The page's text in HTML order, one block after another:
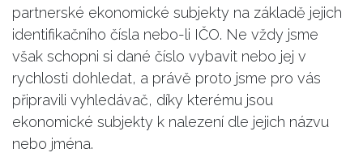
partnerské ekonomické subjekty na základě jejich
identifikačního čísla nebo-li IČO. Ne vždy jsme
však schopni si dané číslo vybavit nebo jej v
rychlosti dohledat, a právě proto jsme pro vás
připravili vyhledávač, díky kterému jsou
ekonomické subjekty k nalezení dle jejich názvu
nebo jména.